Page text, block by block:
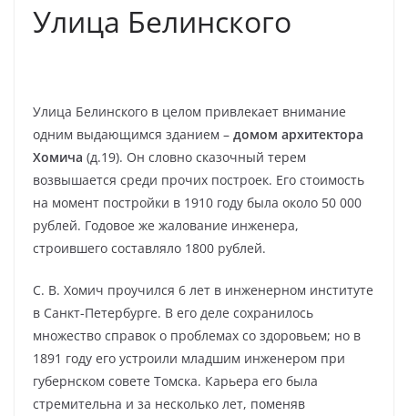
Улица Белинского
Улица Белинского в целом привлекает внимание
одним выдающимся зданием – домом архитектора
Хомича (д.19). Он словно сказочный терем
возвышается среди прочих построек. Его стоимость
на момент постройки в 1910 году была около 50 000
рублей. Годовое же жалование инженера,
строившего составляло 1800 рублей.
С. В. Хомич проучился 6 лет в инженерном институте
в Санкт-Петербурге. В его деле сохранилось
множество справок о проблемах со здоровьем; но в
1891 году его устроили младшим инженером при
губернском совете Томска. Карьера его была
стремительна и за несколько лет, поменяв